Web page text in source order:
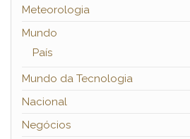
Meteorologia
Mundo
País
Mundo da Tecnologia
Nacional
Negócios